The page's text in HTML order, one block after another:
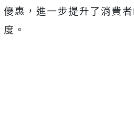
優惠，進一步提升了消費
度。